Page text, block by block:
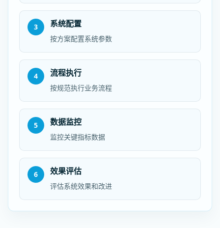
3 系统配置
按方案配置系统参数
4 流程执行
按规范执行业务流程
5 数据监控
监控关键指标数据
6 效果评估
评估系统效果和改进